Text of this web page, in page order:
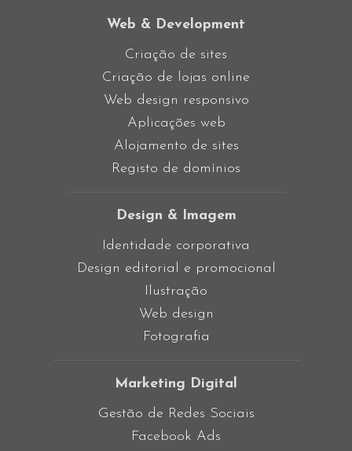
Web & Development
Criação de sites
Criação de lojas online
Web design responsivo
Aplicações web
Alojamento de sites
Registo de domínios
Design & Imagem
Identidade corporativa
Design editorial e promocional
Ilustração
Web design
Fotografia
Marketing Digital
Gestão de Redes Sociais
Facebook Ads